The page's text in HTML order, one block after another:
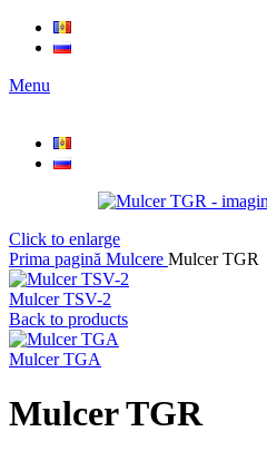
Menu
Click to enlarge
Prima pagină Mulcere Mulcer TGR
Mulcer TSV-2
Back to products
Mulcer TGA
Mulcer TGR